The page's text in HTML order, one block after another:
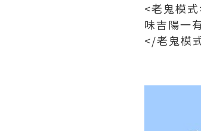
<老鬼模
味吉陽一
</老鬼模